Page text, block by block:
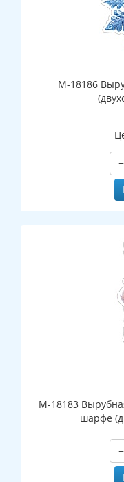
М-18186
−
М-18183
шарфе
−